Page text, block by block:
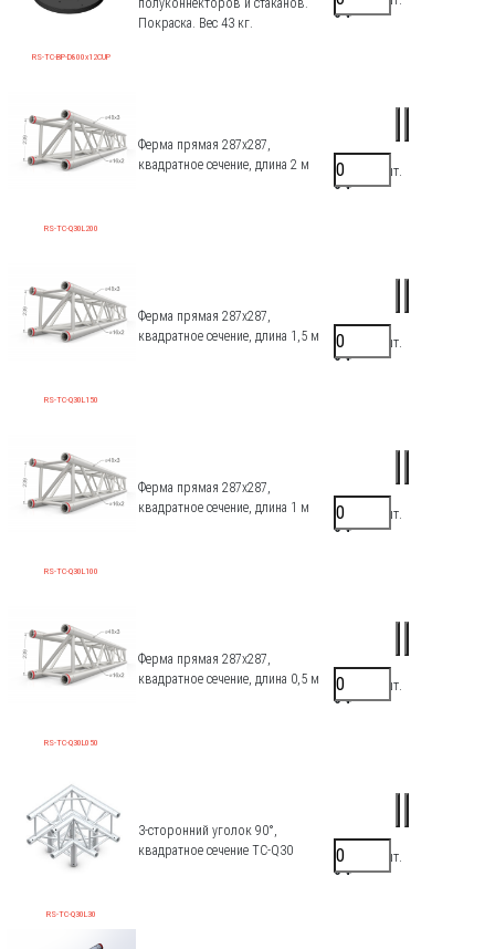
RS-TC-BP-D800x12CUP
полуконнекторов и стаканов.
Покраска. Вес 43 кг.
0 ₽
RS-TC-Q30L200
Ферма прямая 287х287,
квадратное сечение, длина 2 м
30000 ₽/шт.
0 ₽
RS-TC-Q30L150
Ферма прямая 287х287,
квадратное сечение, длина 1,5 м
25700 ₽/шт.
0 ₽
RS-TC-Q30L100
Ферма прямая 287х287,
квадратное сечение, длина 1 м
21200 ₽/шт.
0 ₽
RS-TC-Q30L050
Ферма прямая 287х287,
квадратное сечение, длина 0,5 м
16700 ₽/шт.
0 ₽
RS-TC-Q30L30
3-сторонний уголок 90°,
квадратное сечение TC-Q30
28000 ₽/шт.
0 ₽